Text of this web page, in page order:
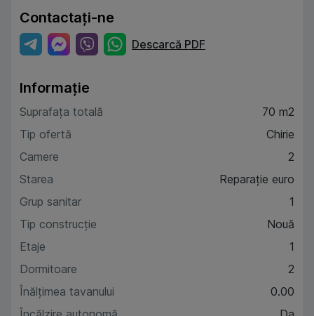
Contactați-ne
Descarcă PDF
Informație
Suprafața totală
70 m2
Tip ofertă
Chirie
Camere
2
Starea
Reparație euro
Grup sanitar
1
Tip construcție
Nouă
Etaje
1
Dormitoare
2
Înălțimea tavanului
0.00